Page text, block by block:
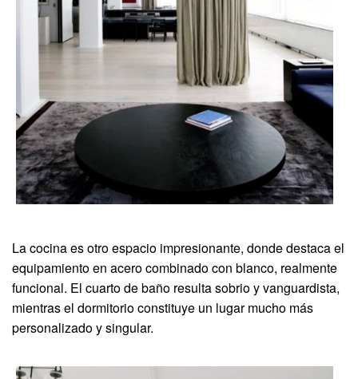
La cocina es otro espacio impresionante, donde destaca el
equipamiento en acero combinado con blanco, realmente
funcional. El cuarto de baño resulta sobrio y vanguardista,
mientras el dormitorio constituye un lugar mucho más
personalizado y singular.